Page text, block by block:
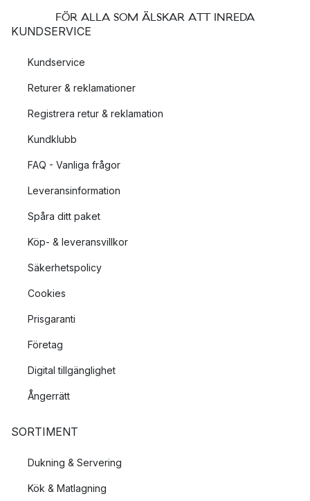
FÖR ALLA SOM ÄLSKAR ATT INREDA
KUNDSERVICE
Kundservice
Returer & reklamationer
Registrera retur & reklamation
Kundklubb
FAQ - Vanliga frågor
Leveransinformation
Spåra ditt paket
Köp- & leveransvillkor
Säkerhetspolicy
Cookies
Prisgaranti
Företag
Digital tillgänglighet
Ångerrätt
SORTIMENT
Dukning & Servering
Kök & Matlagning